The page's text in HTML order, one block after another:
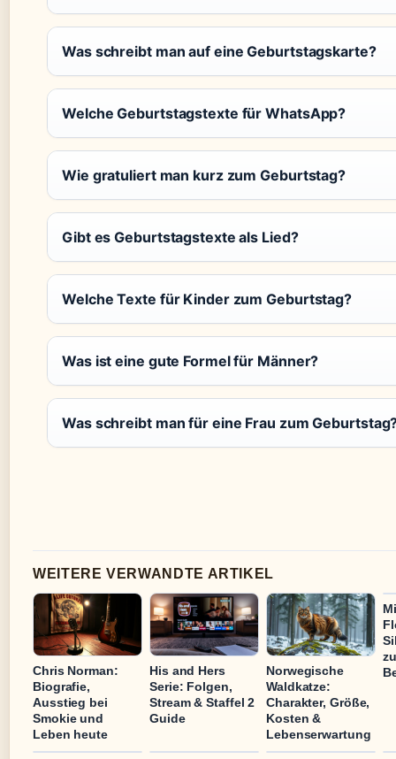
Was schreibt man auf eine Geburtstagskarte?
Welche Geburtstagstexte für WhatsApp?
Wie gratuliert man kurz zum Geburtstag?
Gibt es Geburtstagstexte als Lied?
Welche Texte für Kinder zum Geburtstag?
Was ist eine gute Formel für Männer?
Was schreibt man für eine Frau zum
WEITERE VERWANDTE ARTIKEL
Chris Norman:
Biografie,
Ausstieg bei
Smokie und
Leben heute
His and Hers
Serie: Folgen,
Stream & Staffel 2
Guide
Norwegische
Waldkatze:
Charakter, Größe,
Kosten &
Lebenserwartung